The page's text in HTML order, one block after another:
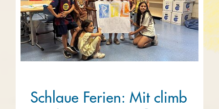
Schlaue Ferien: Mit climb